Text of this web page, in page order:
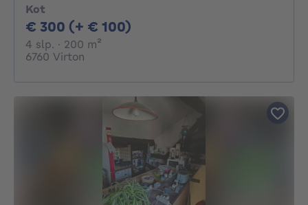
Kot
€ 300 (+ € 100)
4 slp. 4 slaapkamers
· 200 m²
6760 Virton